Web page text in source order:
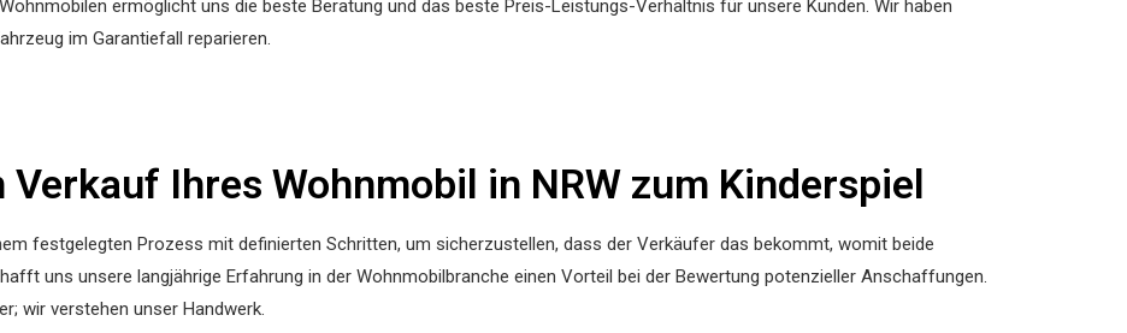
ermöglicht uns die beste Beratung und das beste Preis-Leistungs-Verhältnis für unsere Kunden. Wir haben
im Garantiefall reparieren.
Verkauf Ihres Wohnmobil in NRW zum Kinderspiel
festgelegten Prozess mit definierten Schritten, um sicherzustellen, dass der Verkäufer das bekommt, womit beide
uns unsere langjährige Erfahrung in der Wohnmobilbranche einen Vorteil bei der Bewertung potenzieller Anschaffungen.
wir verstehen unser Handwerk.